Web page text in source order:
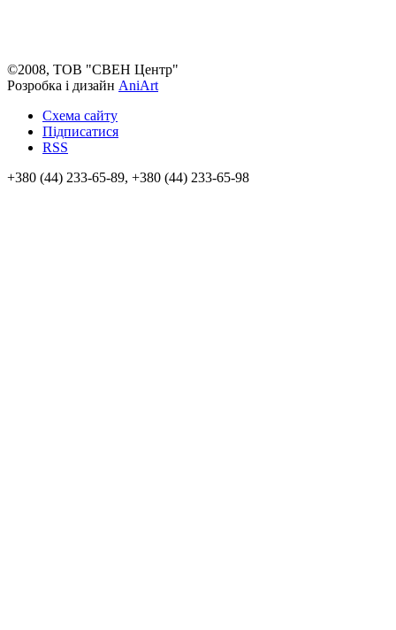
©2008, ТОВ "СВЕН Центр"
Розробка і дизайн AniArt
Схема сайту
Підписатися
RSS
+380 (44) 233-65-89, +380 (44) 233-65-98